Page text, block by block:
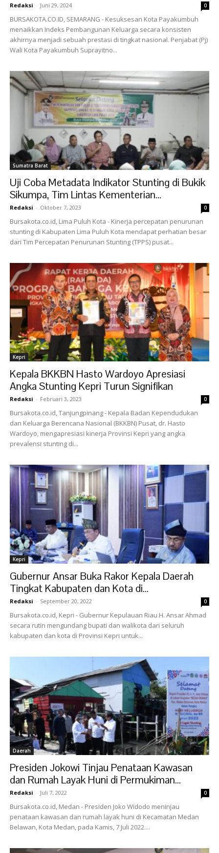
Redaksi - Juni 29, 2024 0
BURSAKOTA.CO.ID, SEMARANG - Kesuksesan Kota Payakumbuh
menaikkan Indeks Pembangunan Keluarga secara konsisten
akhirnya menjadi sebuah prestasi di tingkat nasional. Penjabat (Pj)
Wali Kota Payakumbuh Suprayitno...
Sumatra Barat
Uji Coba Metadata Indikator Stunting di Bukik
Sikumpa, Tim Lintas Kementerian...
Redaksi - Oktober 7, 2023 0
Bursakota.co.id, Lima Puluh Kota - Kinerja percepatan penurunan
stunting di Kabupaten Lima Puluh Kota mendapat perhatian besar
dari Tim Percepatan Penurunan Stunting (TPPS) pusat...
Kepri
Kepala BKKBN Hasto Wardoyo Apresiasi
Angka Stunting Kepri Turun Signifikan
Redaksi - Februari 3, 2023 0
Bursakota.co.id, Tanjungpinang - Kepala Badan Kependudukan
dan Keluarga Berencana Nasional (BKKBN) Pusat, dr. Hasto
Wardoyo, mengapresiasi kinerja Provinsi Kepri yang angka
prevalensi stunting di...
Kepri
Gubernur Ansar Buka Rakor Kepala Daerah
Tingkat Kabupaten dan Kota di...
Redaksi - September 20, 2022 0
Bursakota.co.id, Kepri - Gubernur Kepulauan Riau H. Ansar Ahmad
secara rutin mengundang bupati dan walikota dari seluruh
kabupaten dan kota di Provinsi Kepri untuk...
Daerah
Presiden Jokowi Tinjau Penataan Kawasan
dan Rumah Layak Huni di Permukiman...
Redaksi - Juli 7, 2022 0
Bursakota.co.id, Medan - Presiden Joko Widodo meninjau
penataan kawasan dan rumah layak huni di Kecamatan Medan
Belawan, Kota Medan, pada Kamis, 7 Juli 2022....